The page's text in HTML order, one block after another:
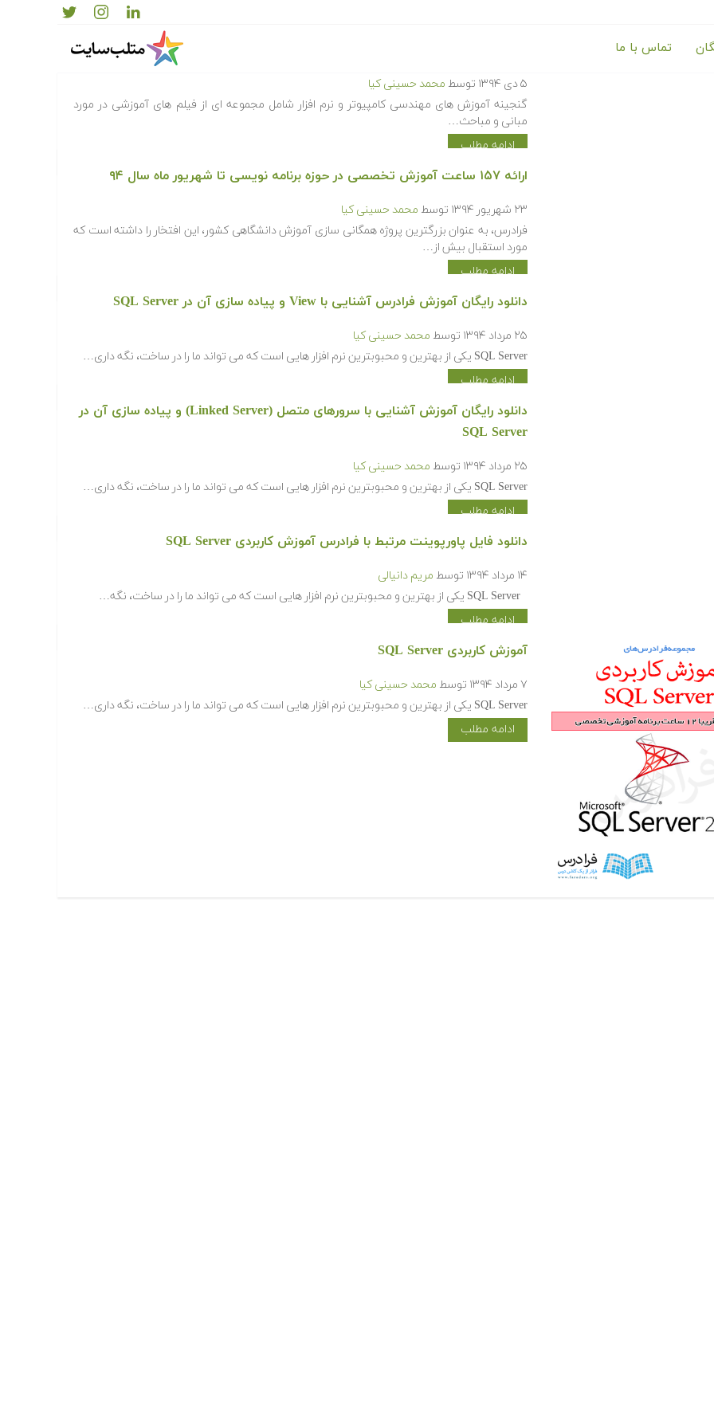
تماس با ما
۵ دی ۱۳۹۴ توسط محمد حسینی کیا
گنجینه آموزش های مهندسی کامپیوتر و نرم افزار شامل مجموعه ای از فیلم های آموزشی در مورد
مبانی و مباحث…
ادامه مطلب
ارائه ۱۵۷ ساعت آموزش تخصصی در حوزه برنامه نویسی تا شهریور ماه سال ۹۴
۲۳ شهریور ۱۳۹۴ توسط محمد حسینی کیا
فرادرس، به عنوان بزرگترین پروژه همگانی سازی آموزش دانشگاهی کشور، این افتخار را داشته است که
مورد استقبال بیش از…
ادامه مطلب
دانلود رایگان آموزش فرادرس آشنایی با View و پیاده سازی آن در SQL Server
۲۵ مرداد ۱۳۹۴ توسط محمد حسینی کیا
SQL Server یکی از بهترین و محبوبترین نرم افزار هایی است که می تواند ما را در ساخت، نگه داری…
ادامه مطلب
دانلود رایگان آموزش آشنایی با سرورهای متصل (Linked Server) و پیاده سازی آن در
SQL Server
۲۵ مرداد ۱۳۹۴ توسط محمد حسینی کیا
SQL Server یکی از بهترین و محبوبترین نرم افزار هایی است که می تواند ما را در ساخت، نگه داری…
ادامه مطلب
دانلود فایل پاورپوینت مرتبط با فرادرس آموزش کاربردی SQL Server
۱۴ مرداد ۱۳۹۴ توسط مریم دانیالی
ادامه مطلب
آموزش کاربردی SQL Server
۷ مرداد ۱۳۹۴ توسط محمد حسینی کیا
SQL Server یکی از بهترین و محبوبترین نرم افزار هایی است که می تواند ما را در ساخت، نگه داری…
ادامه مطلب